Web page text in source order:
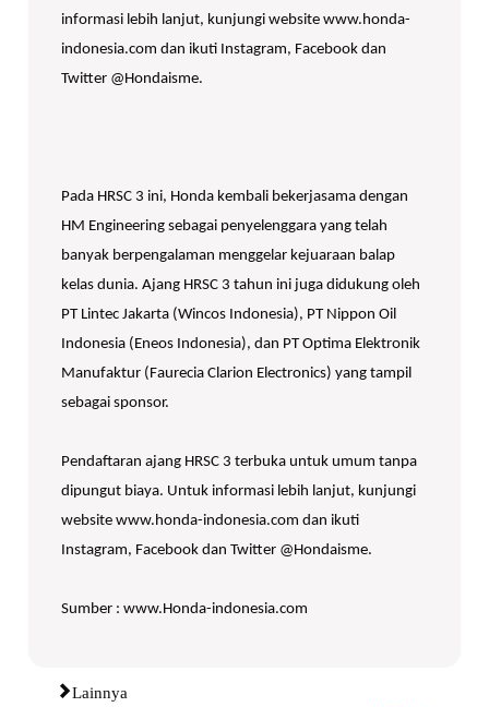
informasi lebih lanjut, kunjungi website www.honda-
indonesia.com dan ikuti Instagram, Facebook dan
Twitter @Hondaisme.
Pada HRSC 3 ini, Honda kembali bekerjasama dengan
HM Engineering sebagai penyelenggara yang telah
banyak berpengalaman menggelar kejuaraan balap
kelas dunia. Ajang HRSC 3 tahun ini juga didukung oleh
PT Lintec Jakarta (Wincos Indonesia), PT Nippon Oil
Indonesia (Eneos Indonesia), dan PT Optima Elektronik
Manufaktur (Faurecia Clarion Electronics) yang tampil
sebagai sponsor.
Pendaftaran ajang HRSC 3 terbuka untuk umum tanpa
dipungut biaya. Untuk informasi lebih lanjut, kunjungi
website www.honda-indonesia.com dan ikuti
Instagram, Facebook dan Twitter @Hondaisme.
Sumber : www.Honda-indonesia.com
Lainnya